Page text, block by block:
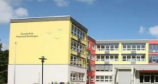
Zum
Inhalt
springen